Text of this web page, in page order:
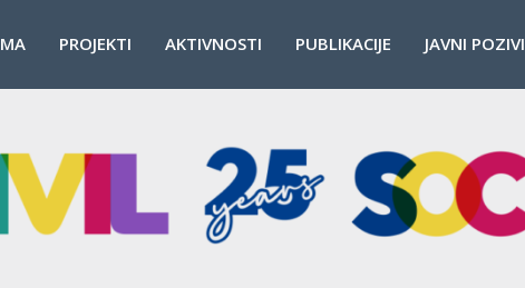
PROJEKTI AKTIVNOSTI PUBLIKACIJE JAVNI POZIVI